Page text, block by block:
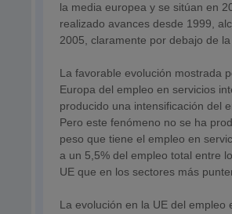
la media europea y se sitúan en
realizado avances desde 1999,
2005, claramente por debajo de la
La favorable evolución mostrada
Europa del empleo en servicios
producido una intensificación del
Pero este fenómeno no se ha
peso que tiene el empleo en
a un 5,5% del empleo total entre
UE que en los sectores más
La evolución en la UE del